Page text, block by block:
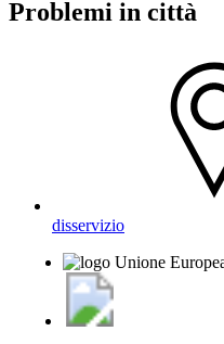
Problemi in città
disservizio